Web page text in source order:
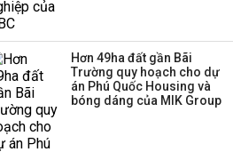
Hơn 49ha đất gần Bãi
Trường quy hoạch cho dự
án Phú Quốc Housing và
bóng dáng của MIK Group